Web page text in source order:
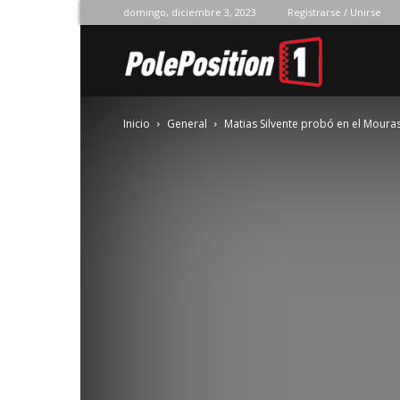
domingo, diciembre 3, 2023 Registrarse / Unirse
Position
Inicio General Matias Silvente probó en el